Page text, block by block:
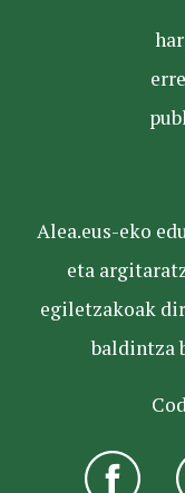
Alea.eus-eko
eta
egiletzakoak
baldintza